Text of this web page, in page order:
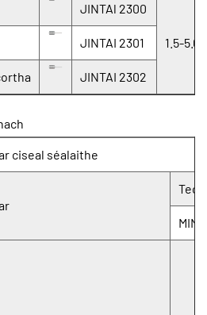
JINTAl 2300
1.5-
JINTAI 2301
JINTAI 2302
ciseal séalaithe
MIN